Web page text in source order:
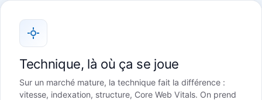
Technique, là où ça se joue
Sur un marché mature, la technique fait la différence :
vitesse, indexation, structure, Core Web Vitals. On prend